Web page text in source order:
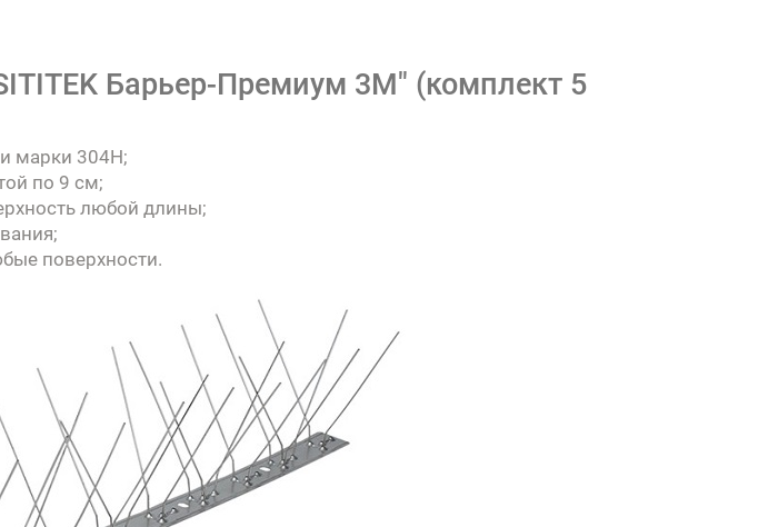
Барьер-Премиум 3М" (комплект 5
марки 304Н;
по 9 см;
любой длины;
поверхности.